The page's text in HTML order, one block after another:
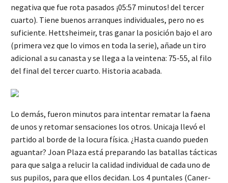
negativa que fue rota pasados ¡05:57 minutos! del tercer
cuarto). Tiene buenos arranques individuales, pero no es
suficiente. Hettsheimeir, tras ganar la posición bajo el aro
(primera vez que lo vimos en toda la serie), añade un tiro
adicional a su canasta y se llega a la veintena: 75-55, al filo
del final del tercer cuarto. Historia acabada.
Lo demás, fueron minutos para intentar rematar la faena
de unos y retomar sensaciones los otros. Unicaja llevó el
partido al borde de la locura física. ¿Hasta cuando pueden
aguantar? Joan Plaza está preparando las batallas tácticas
para que salga a relucir la calidad individual de cada uno de
sus pupilos, para que ellos decidan. Los 4 puntales (Caner-